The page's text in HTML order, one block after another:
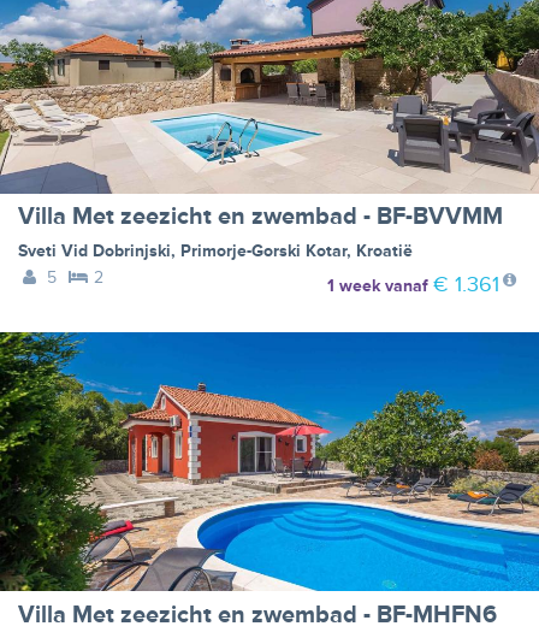
Villa Met zeezicht en zwembad - BF-BVVMM
Sveti Vid Dobrinjski, Primorje-Gorski Kotar, Kroatië
5
2 1 weekvanaf € 1.361
Villa Met zeezicht en zwembad - BF-MHFN6